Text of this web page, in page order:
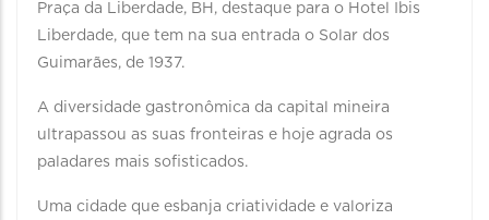
Praça da Liberdade, BH, destaque para o Hotel Ibis
Liberdade, que tem na sua entrada o Solar dos
Guimarães, de 1937.
A diversidade gastronômica da capital mineira
ultrapassou as suas fronteiras e hoje agrada os
paladares mais sofisticados.
Uma cidade que esbanja criatividade e valoriza